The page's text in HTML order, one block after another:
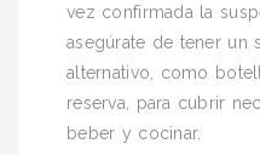
vez confirmada la
asegúrate de tener un
alternativo, como
reserva, para cubrir
beber y cocinar.